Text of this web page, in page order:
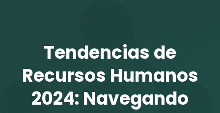
Tendencias de
Recursos Humanos
2024: Navegando